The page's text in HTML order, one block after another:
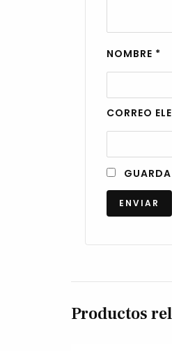
NOMBRE *
CORREO
Productos